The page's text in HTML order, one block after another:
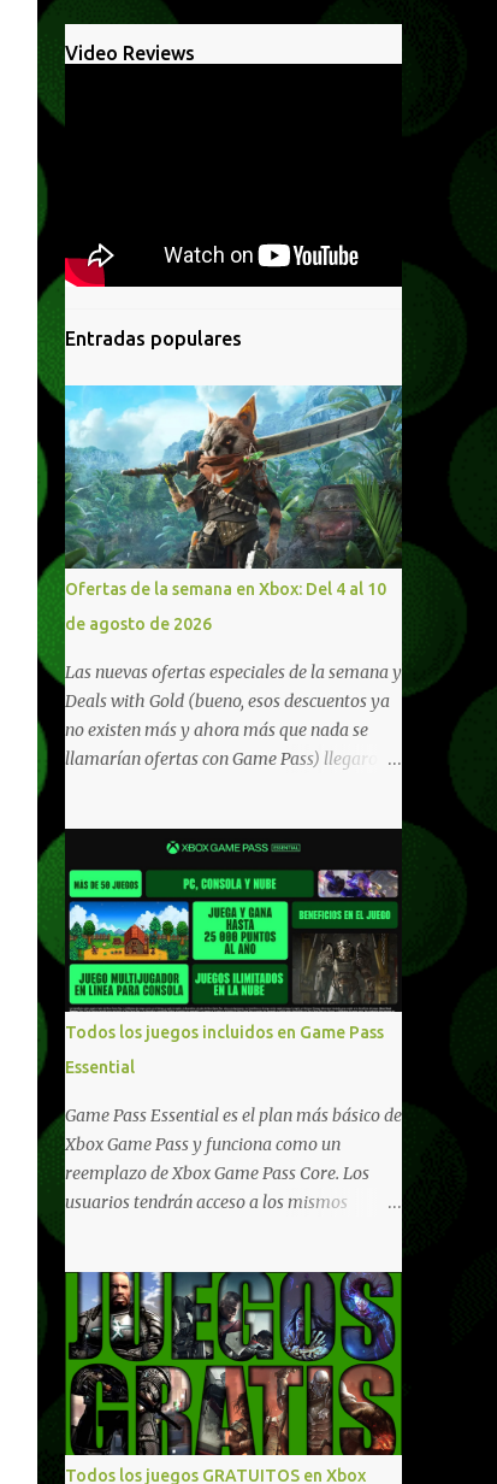
Video Reviews
Entradas populares
Ofertas de la semana en Xbox: Del 4 al 10
de agosto de 2026
Las nuevas ofertas especiales de la semana y
Deals with Gold (bueno, esos descuentos ya
no existen más y ahora más que nada se
llamarían ofertas con Game Pass) llegaron a
10/11, varios de los juegos que están de
oferta también cuentan con soporte para
Xbox Play Anywhere, lo que nos permite
jugarlos y mantener un progreso
compartido en Windows PC y Xbox, y
tenemos un listado de juegos compatibles
por acá . ¿Aún necesitas una mano con las
compras? Tenemos un tutorial extenso o en
vídeo para que se quiten todas las dudas
generales de cómo hacer compras en Xbox .
Podes consultar un listado más completo de
promociones desde xbox.com. El post puede
tener actualizaciones regulares o cambios
Ofertas - Chile Ofertas - Colombia Ofertas
- México Ofertas - Estados Unidos Ofertas -
España Todas las ofertas de Xbox One
también aplican a Xbox Series, a excepción
de los jue...
Todos los juegos incluidos en Game Pass
Essential
Game Pass Essential es el plan más básico de
Xbox Game Pass y funciona como un
reemplazo de Xbox Game Pass Core. Los
usuarios tendrán acceso a los mismos
adicionales que fueron anunciados
recientemente. Essential incluirá como
novedades una serie de ventajas para
diferentes juegos free to play que están en
Xbox y PC, que van desde skins, desbloqueo
de personajes, paquetes de armas hasta
emotes, monedas virtuales y más para
Todos los juegos GRATUITOS en Xbox